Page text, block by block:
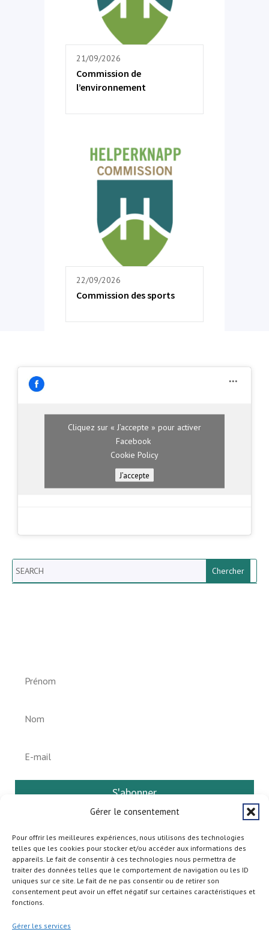
Gérer le consentement
Pour offrir les meilleures expériences, nous utilisons des technologies
telles que les cookies pour stocker et/ou accéder aux informations des
appareils. Le fait de consentir à ces technologies nous permettra de
traiter des données telles que le comportement de navigation ou les ID
uniques sur ce site. Le fait de ne pas consentir ou de retirer son
consentement peut avoir un effet négatif sur certaines caractéristiques et
fonctions.
Gérer les services
21/09/2026
Commission de
l’environnement
22/09/2026
Commission des sports
Cliquez sur « J’accepte » pour activer
Facebook
Cookie Policy
J’accepte
Search
S'abonner